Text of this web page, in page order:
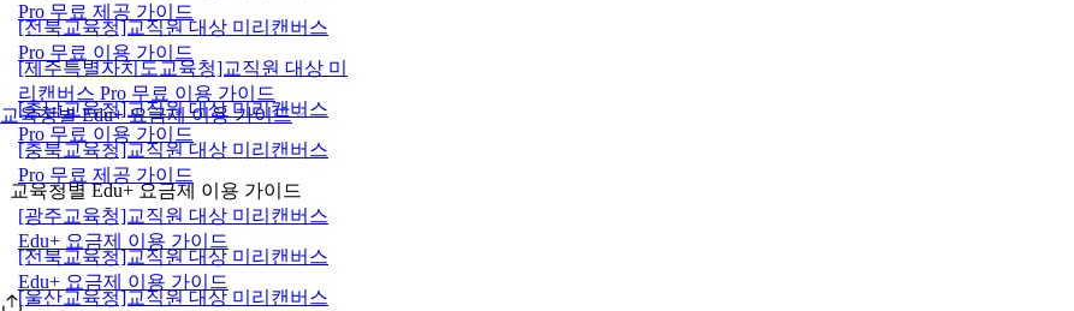
교육청별 Edu+ 요금제 이용 가이드
Pro 무료 제공 가이드
[전북교육청]교직원 대상 미리캔버스
Pro 무료 이용 가이드
[제주특별자치도교육청]교직원 대상 미
리캔버스 Pro 무료 이용 가이드
[충남교육청]교직원 대상 미리캔버스
Pro 무료 이용 가이드
[충북교육청]교직원 대상 미리캔버스
Pro 무료 제공 가이드
교육청별 Edu+ 요금제 이용 가이드
[광주교육청]교직원 대상 미리캔버스
Edu+ 요금제 이용 가이드
[전북교육청]교직원 대상 미리캔버스
Edu+ 요금제 이용 가이드
[울산교육청]교직원 대상 미리캔버스